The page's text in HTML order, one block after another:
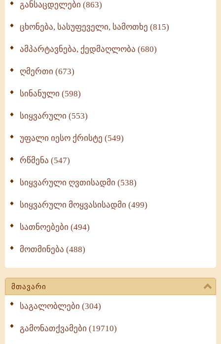
განსაცდელები (863)
ცხონება, სასუფეველი, სამოთხე (815)
ამპარტავნება, ქედმაღლობა (680)
ღმერთი (673)
სინანული (598)
სიყვარული (553)
უფალი იესო ქრისტე (549)
რწმენა (547)
სიყვარული ღვთისადმი (538)
სიყვარული მოყვასისადმი (499)
სათნოებები (494)
მოთმინება (488)
მთავარი
საგალობლები (304)
გამონათქვამები (19710)